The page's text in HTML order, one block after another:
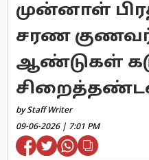
முன்னாள்
சரண
ஆண்டுகள்
by Staff Writer
09-06-2026 | 7:01 PM